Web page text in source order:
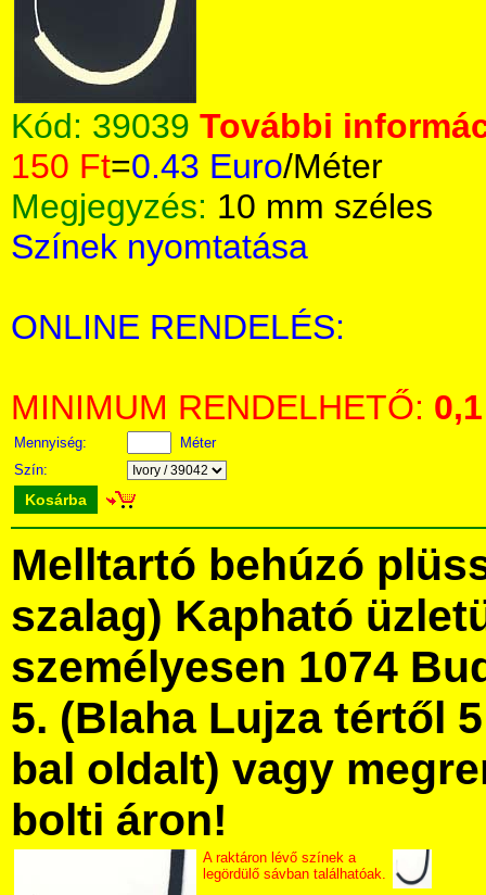
Kód: 39039 További
150 Ft=0.43 Euro/Méter
Megjegyzés: 10 mm széles
Színek nyomtatása
ONLINE RENDELÉS:
MINIMUM RENDELHETŐ: 0,1
Mennyiség:
Méter
Szín:
Kosárba
Melltartó behúzó
szalag) Kapható
személyesen 1074
5. (Blaha Lujza tértől
bal oldalt) vagy
bolti áron!
A raktáron lévő színek a
legördülő sávban találhatóak.